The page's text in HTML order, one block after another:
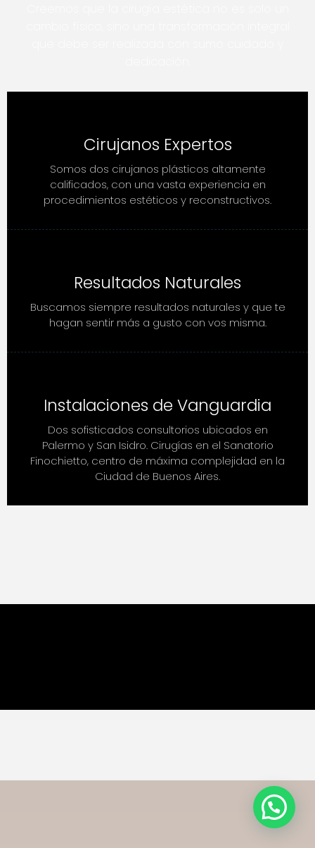
Cirujanos Expertos
Somos dos cirujanos plásticos altamente
calificados, con una vasta experiencia en
procedimientos estéticos y reconstructivos.
Resultados Naturales
Buscamos siempre resultados naturales y que te
hagan sentir más a gusto con vos misma.
Instalaciones de Vanguardia
Dos sofisticados consultorios ubicados en
Palermo y San Isidro. Cirugías en el Sanatorio
Finochietto, centro de máxima complejidad en la
Ciudad de Buenos Aires.